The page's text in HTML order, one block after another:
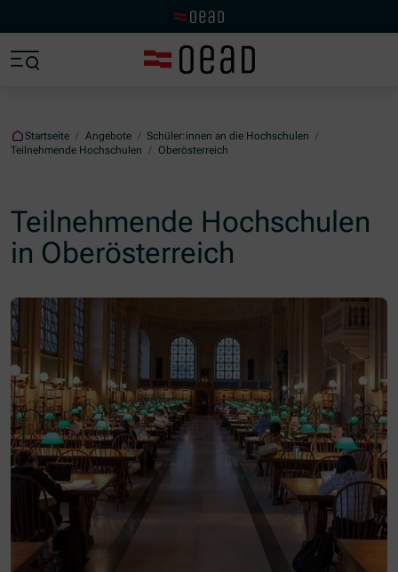
Startseite / Angebote / Schüler:innen an die Hochschulen /
Teilnehmende Hochschulen / Oberösterreich
Teilnehmende Hochschulen
in Oberösterreich